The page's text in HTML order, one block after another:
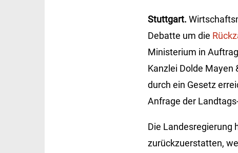
Stuttgart.
Debatte um die
Ministerium in
Kanzlei Dolde Mayen
durch ein Gesetz
Anfrage der
Die Landesregierung
zurückzuerstatten,